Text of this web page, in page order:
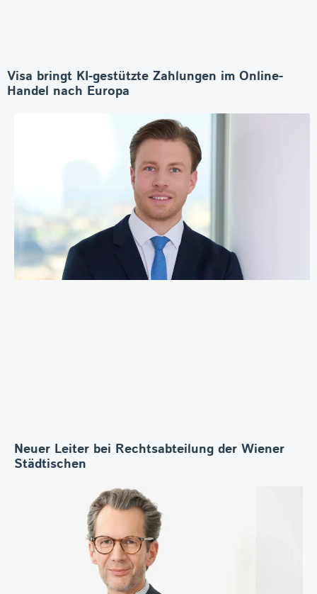
Visa bringt KI-gestützte Zahlungen im Online-
Handel nach Europa
Neuer Leiter bei Rechtsabteilung der Wiener
Städtischen